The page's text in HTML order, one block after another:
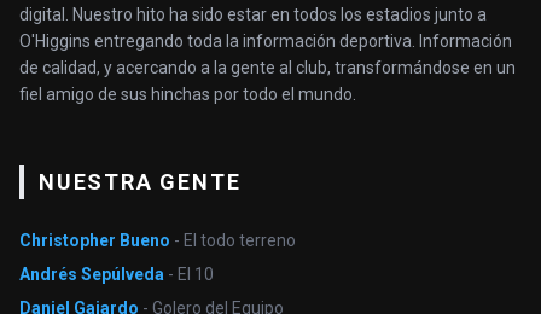
digital. Nuestro hito ha sido estar en todos los estadios junto a
O'Higgins entregando toda la información deportiva. Información
de calidad, y acercando a la gente al club, transformándose en un
fiel amigo de sus hinchas por todo el mundo.
NUESTRA GENTE
Christopher Bueno - El todo terreno
Andrés Sepúlveda - El 10
Daniel Gajardo - Golero del Equipo